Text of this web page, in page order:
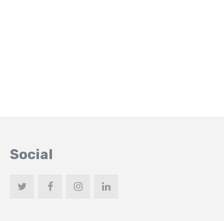
Social